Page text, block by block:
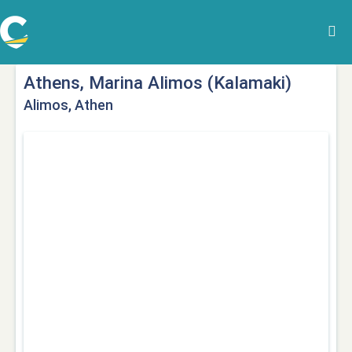
Athens, Marina Alimos (Kalamaki)
Alimos, Athen